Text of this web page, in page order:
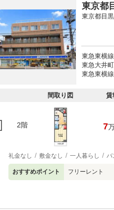
東京都
東京都目
東急東横
東急大井
東急東横
間取り図 賃
2階 7
礼金なし 敷金なし 一人暮らし バ
おすすめポイント フリーレント